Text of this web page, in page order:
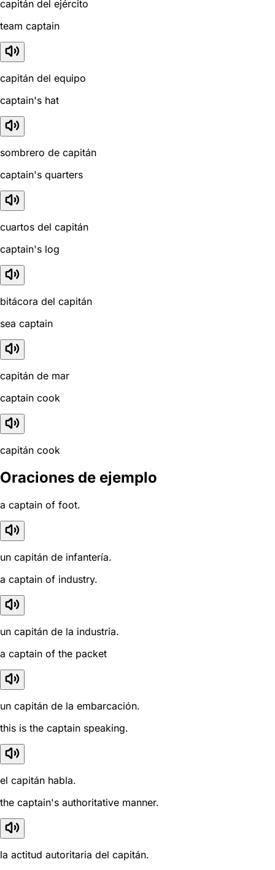
capitán del ejército
team captain
capitán del equipo
captain's hat
sombrero de capitán
captain's quarters
cuartos del capitán
captain's log
bitácora del capitán
sea captain
capitán de mar
captain cook
capitán cook
Oraciones de ejemplo
a captain of foot.
un capitán de infantería.
a captain of industry.
un capitán de la industria.
a captain of the packet
un capitán de la embarcación.
this is the captain speaking.
el capitán habla.
the captain's authoritative manner.
la actitud autoritaria del capitán.